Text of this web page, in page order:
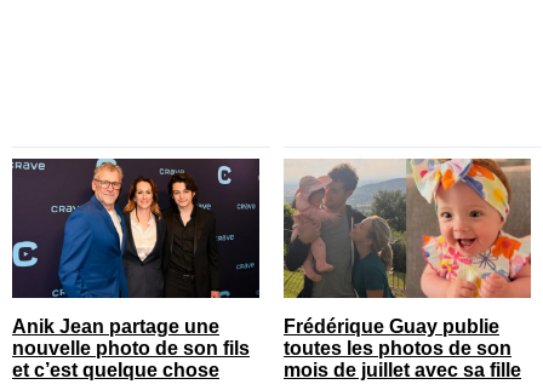
Anik Jean partage une
nouvelle photo de son fils
et c’est quelque chose
Frédérique Guay publie
toutes les photos de son
mois de juillet avec sa fille